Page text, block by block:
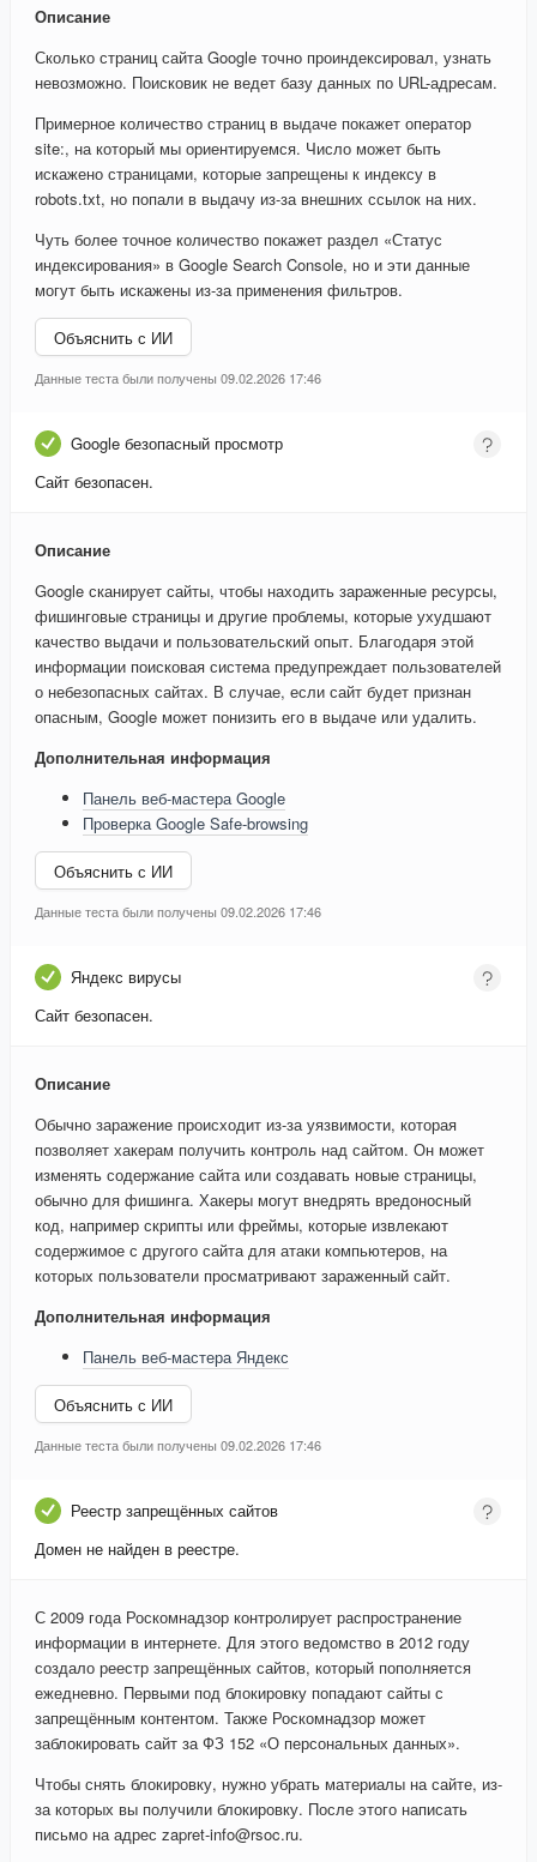
Описание
Сколько страниц сайта Google точно проиндексировал, узнать
невозможно. Поисковик не ведет базу данных по URL-адресам.
Примерное количество страниц в выдаче покажет оператор
site:, на который мы ориентируемся. Число может быть
искажено страницами, которые запрещены к индексу в
robots.txt, но попали в выдачу из-за внешних ссылок на них.
Чуть более точное количество покажет раздел «Статус
индексирования» в Google Search Console, но и эти данные
могут быть искажены из-за применения фильтров.
Объяснить с ИИ
Данные теста были получены 09.02.2026 17:46
Google безопасный просмотр
Сайт безопасен.
Описание
Google сканирует сайты, чтобы находить зараженные ресурсы,
фишинговые страницы и другие проблемы, которые ухудшают
качество выдачи и пользовательский опыт. Благодаря этой
информации поисковая система предупреждает пользователей
о небезопасных сайтах. В случае, если сайт будет признан
опасным, Google может понизить его в выдаче или удалить.
Дополнительная информация
Панель веб-мастера Google
Проверка Google Safe-browsing
Объяснить с ИИ
Данные теста были получены 09.02.2026 17:46
Яндекс вирусы
Сайт безопасен.
Описание
Обычно заражение происходит из-за уязвимости, которая
позволяет хакерам получить контроль над сайтом. Он может
изменять содержание сайта или создавать новые страницы,
обычно для фишинга. Хакеры могут внедрять вредоносный
код, например скрипты или фреймы, которые извлекают
содержимое с другого сайта для атаки компьютеров, на
которых пользователи просматривают зараженный сайт.
Дополнительная информация
Панель веб-мастера Яндекс
Объяснить с ИИ
Данные теста были получены 09.02.2026 17:46
Реестр запрещённых сайтов
Домен не найден в реестре.
С 2009 года Роскомнадзор контролирует распространение
информации в интернете. Для этого ведомство в 2012 году
создало реестр запрещённых сайтов, который пополняется
ежедневно. Первыми под блокировку попадают сайты с
запрещённым контентом. Также Роскомнадзор может
заблокировать сайт за ФЗ 152 «О персональных данных».
Чтобы снять блокировку, нужно убрать материалы на сайте, из-
за которых вы получили блокировку. После этого написать
письмо на адрес zapret-info@rsoc.ru.